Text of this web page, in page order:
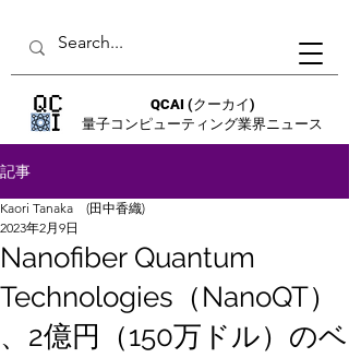
QCAI (クーカイ)
量子コンピューティング業界ニュース
記事
Nanofiber Quantum
Technologies（NanoQT）
、2億円（150万ドル）のベ
Kaori Tanaka (田中香織)
2023年2月9日